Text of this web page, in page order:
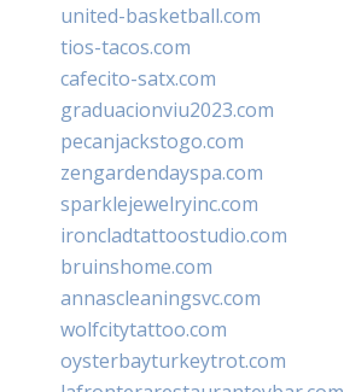
united-basketball.com
tios-tacos.com
cafecito-satx.com
graduacionviu2023.com
pecanjackstogo.com
zengardendayspa.com
sparklejewelryinc.com
ironcladtattoostudio.com
bruinshome.com
annascleaningsvc.com
wolfcitytattoo.com
oysterbayturkeytrot.com